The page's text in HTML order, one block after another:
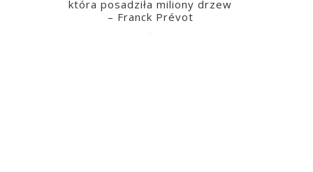
która posadziła miliony drzew
– Franck Prévot